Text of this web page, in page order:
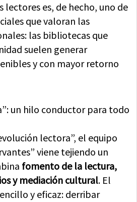
lectores es, de hecho, uno de
que valoran las
las bibliotecas que
suelen generar
y con mayor retorno
un hilo conductor para todo
lectora”, el equipo
viene tejiendo un
fomento de la lectura,
y mediación cultural. El
y eficaz: derribar